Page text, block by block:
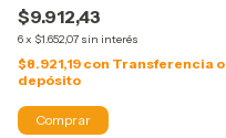
$9.912,43
6x $1.652,07 sin interés
$8.921,19 con Transferencia o
depósito